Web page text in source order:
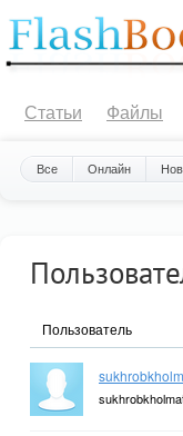
Статьи Файлы
Все Онлайн
Пользователь